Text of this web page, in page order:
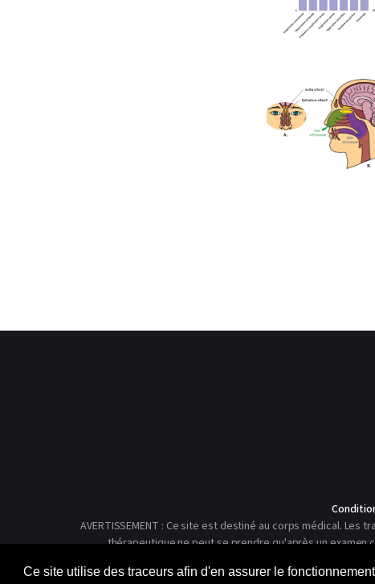
Ce site utilise des traceurs afin d'en assurer le
AVERTISSEMENT : Ce site est destiné au corps médical.
thérapeutique ne peut se prendre qu'après un examen